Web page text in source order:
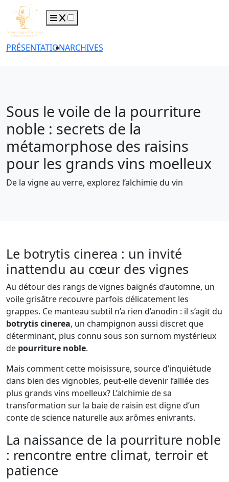
PRÉSENTATIONARCHIVES
Sous le voile de la pourriture
noble : secrets de la
métamorphose des raisins
pour les grands vins moelleux
De la vigne au verre, explorez l’alchimie du vin
Le botrytis cinerea : un invité
inattendu au cœur des vignes
Au détour des rangs de vignes baignés d’automne, un
voile grisâtre recouvre parfois délicatement les
grappes. Ce manteau subtil n’a rien d’anodin : il s’agit du
botrytis cinerea, un champignon aussi discret que
déterminant, plus connu sous son surnom mystérieux
de pourriture noble.
Mais comment cette moisissure, source d’inquiétude
dans bien des vignobles, peut-elle devenir l’alliée des
plus grands vins moelleux? L’alchimie de sa
transformation sur la baie de raisin est digne d’un
conte de science naturelle aux arômes enivrants.
La naissance de la pourriture noble
: rencontre entre climat, terroir et
patience